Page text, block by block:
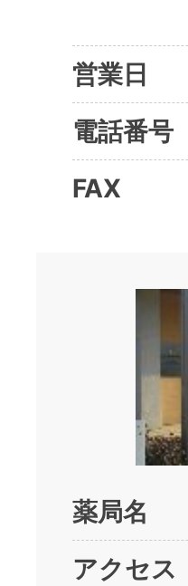
営業日
電話番号
FAX
薬局名
アクセス